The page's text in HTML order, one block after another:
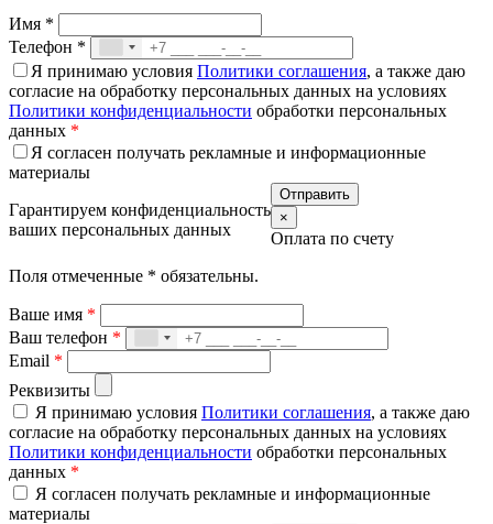
Имя *
Телефон *
Я принимаю условия Политики соглашения, а также даю
согласие на обработку персональных данных на условиях
Политики конфиденциальности обработки персональных
данных *
Я согласен получать рекламные и информационные
материалы
Гарантируем конфиденциальность
ваших персональных данных
×
Оплата по счету
Поля отмеченные * обязательны.
Ваше имя *
Ваш телефон *
Email *
Реквизиты
Я принимаю условия Политики соглашения, а также даю
согласие на обработку персональных данных на условиях
Политики конфиденциальности обработки персональных
данных *
Я согласен получать рекламные и информационные
материалы